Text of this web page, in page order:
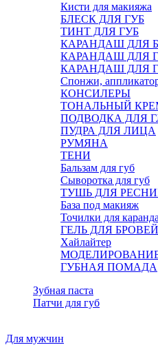
Кисти для макияжа
БЛЕСК ДЛЯ ГУБ
ТИНТ ДЛЯ ГУБ
КАРАНДАШ ДЛЯ
КАРАНДАШ ДЛЯ
КАРАНДАШ ДЛЯ
Спонжи,
КОНСИЛЕРЫ
ТОНАЛЬНЫЙ
ПОДВОДКА ДЛЯ
ПУДРА ДЛЯ ЛИЦА
РУМЯНА
ТЕНИ
Бальзам для губ
Сыворотка для губ
ТУШЬ ДЛЯ
База под макияж
Точилки для
ГЕЛЬ ДЛЯ БРОВЕЙ
Хайлайтер
ГУБНАЯ ПОМАДА
Зубная паста
Патчи для губ
Для мужчин